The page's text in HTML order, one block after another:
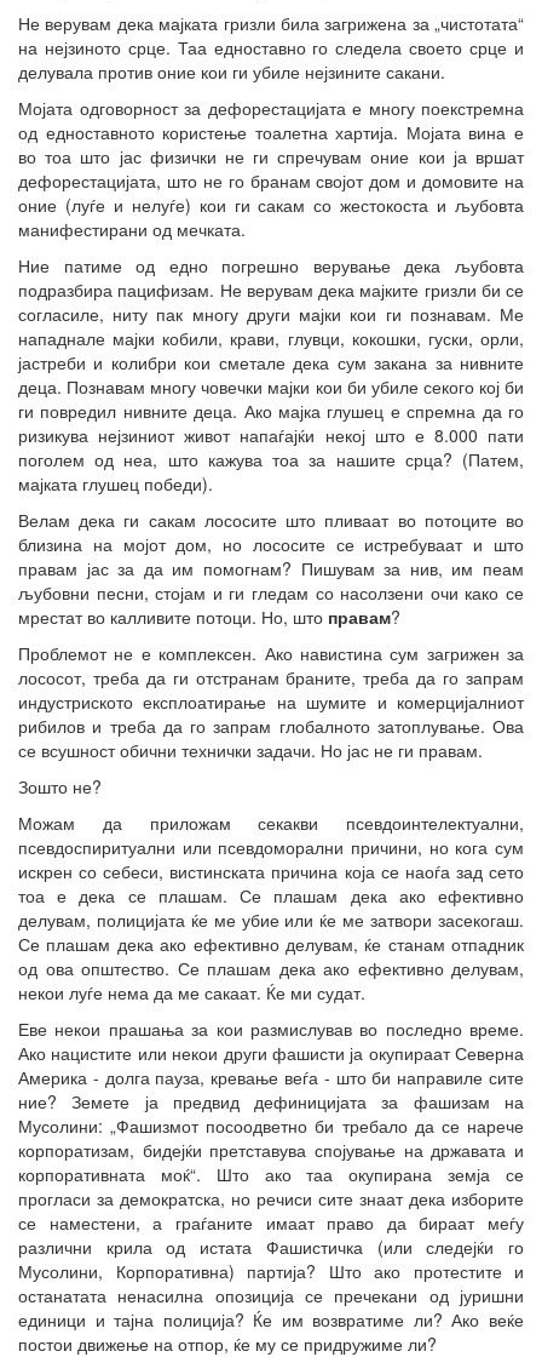
Не верувам дека мајката гризли била загрижена за „чистотата“
на нејзиното срце. Таа едноставно го следела своето срце и
делувала против оние кои ги убиле нејзините сакани.
Мојата одговорност за дефорестацијата е многу поекстремна
од едноставното користење тоалетна хартија. Мојата вина е
во тоа што јас физички не ги спречувам оние кои ја вршат
дефорестацијата, што не го бранам својот дом и домовите на
оние (луѓе и нелуѓе) кои ги сакам со жестокоста и љубовта
манифестирани од мечката.
Ние патиме од едно погрешно верување дека љубовта
подразбира пацифизам. Не верувам дека мајките гризли би се
согласиле, ниту пак многу други мајки кои ги познавам. Ме
нападнале мајки кобили, крави, глувци, кокошки, гуски, орли,
јастреби и колибри кои сметале дека сум закана за нивните
деца. Познавам многу човечки мајки кои би убиле секого кој би
ги повредил нивните деца. Ако мајка глушец е спремна да го
ризикува нејзиниот живот напаѓајќи некој што е 8.000 пати
поголем од неа, што кажува тоа за нашите срца? (Патем,
мајката глушец победи).
Велам дека ги сакам лососите што пливаат во потоците во
близина на мојот дом, но лососите се истребуваат и што
правам јас за да им помогнам? Пишувам за нив, им пеам
љубовни песни, стојам и ги гледам со насолзени очи како се
мрестат во калливите потоци. Но, што правам?
Проблемот не е комплексен. Ако навистина сум загрижен за
лососот, треба да ги отстранам браните, треба да го запрам
индустриското експлоатирање на шумите и комерцијалниот
рибилов и треба да го запрам глобалното затоплување. Ова
се всушност обични технички задачи. Но јас не ги правам.
Зошто не?
Можам да приложам секакви псевдоинтелектуални,
псевдоспиритуални или псевдоморални причини, но кога сум
искрен со себеси, вистинската причина која се наоѓа зад сето
тоа е дека се плашам. Се плашам дека ако ефективно
делувам, полицијата ќе ме убие или ќе ме затвори засекогаш.
Се плашам дека ако ефективно делувам, ќе станам отпадник
од ова општество. Се плашам дека ако ефективно делувам,
некои луѓе нема да ме сакаат. Ќе ми судат.
Еве некои прашања за кои размислував во последно време.
Ако нацистите или некои други фашисти ја окупираат Северна
Америка - долга пауза, кревање веѓа - што би направиле сите
ние? Земете ја предвид дефиницијата за фашизам на
Мусолини: „Фашизмот посоодветно би требало да се нарече
корпоратизам, бидејќи претставува спојување на државата и
корпоративната моќ“. Што ако таа окупирана земја се
прогласи за демократска, но речиси сите знаат дека изборите
се наместени, а граѓаните имаат право да бираат меѓу
различни крила од истата Фашистичка (или следејќи го
Мусолини, Корпоративна) партија? Што ако протестите и
останатата ненасилна опозиција се пречекани од јуришни
единици и тајна полиција? Ќе им возвратиме ли? Ако веќе
постои движење на отпор, ќе му се придружиме ли?